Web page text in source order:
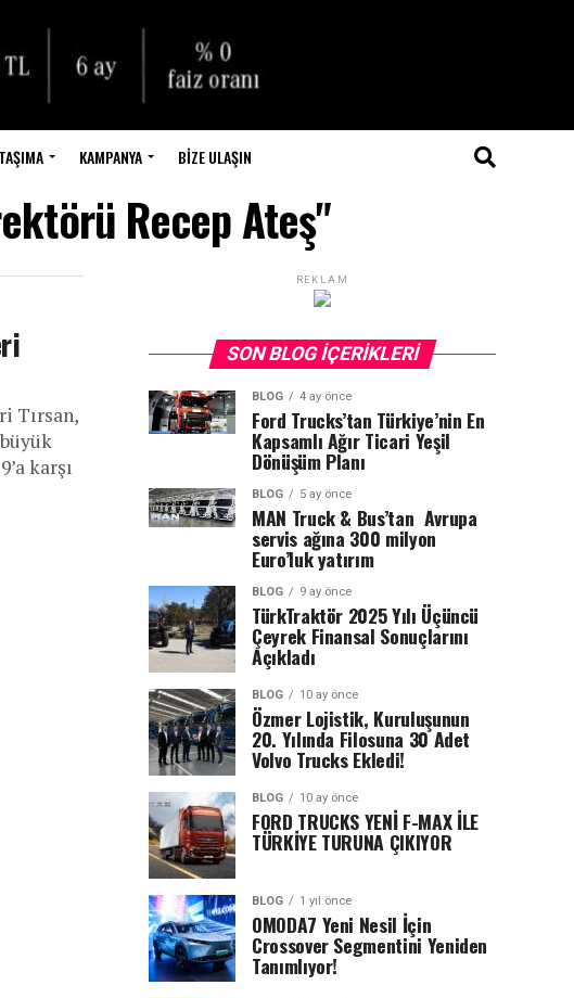
KAMPANYA BIZE ULAŞIN
Recep Ateş"
Tırsan,
karşı
REKLAM
SON BLOG İÇERIKLERI
BLOG 4 ay önce
Ford Trucks’tan Türkiye’nin En
Kapsamlı Ağır Ticari Yeşil
Dönüşüm Planı
BLOG 5 ay önce
MAN Truck & Bus’tan Avrupa
servis ağına 300 milyon
Euro’luk yatırım
BLOG 9 ay önce
TürkTraktör 2025 Yılı Üçüncü
Çeyrek Finansal Sonuçlarını
Açıkladı
BLOG 10 ay önce
Özmer Lojistik, Kuruluşunun
20. Yılında Filosuna 30 Adet
Volvo Trucks Ekledi!
BLOG 10 ay önce
FORD TRUCKS YENİ F-MAX İLE
TÜRKİYE TURUNA ÇIKIYOR
BLOG 1 yıl önce
OMODA7 Yeni Nesil İçin
Crossover Segmentini Yeniden
Tanımlıyor!